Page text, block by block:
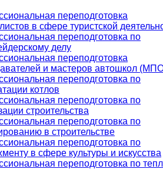
переподготовка
в сфере туристской
переподготовка по
делу
переподготовка
и мастеров автошкол
переподготовка по
котлов
переподготовка по
строительства
переподготовка по
в строительстве
переподготовка по
в сфере культуры и искусства
переподготовка по